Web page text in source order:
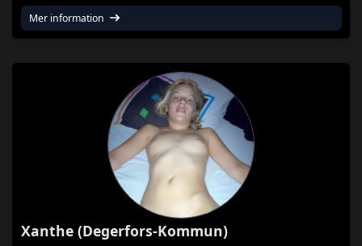
Mer information
Xanthe (Degerfors-Kommun)